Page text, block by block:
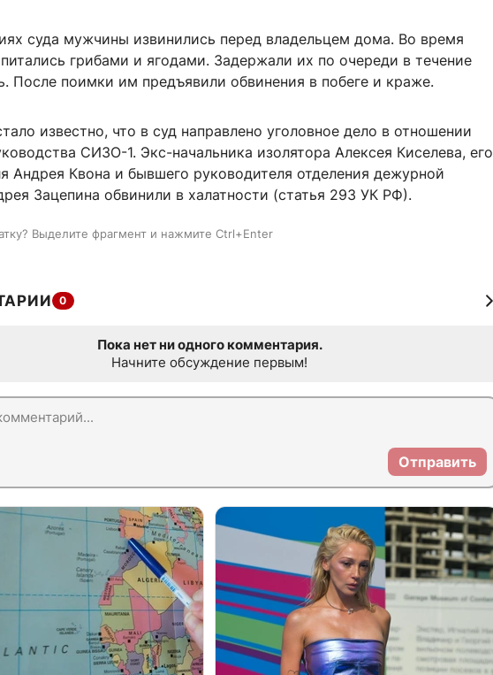
суда мужчины извинились перед владельцем дома. Во время
грибами и ягодами. Задержали их по очереди в течение
После поимки им предъявили обвинения в побеге и краже.
известно, что в суд направлено уголовное дело в отношении
СИЗО-1. Экс-начальника изолятора Алексея Киселева, его
Андрея Квона и бывшего руководителя отделения дежурной
Зацепина обвинили в халатности (статья 293 УК РФ).
Выделите фрагмент и нажмите Ctrl+Enter
0
Пока нет ни одного комментария.
Начните обсуждение первым!
Отправить